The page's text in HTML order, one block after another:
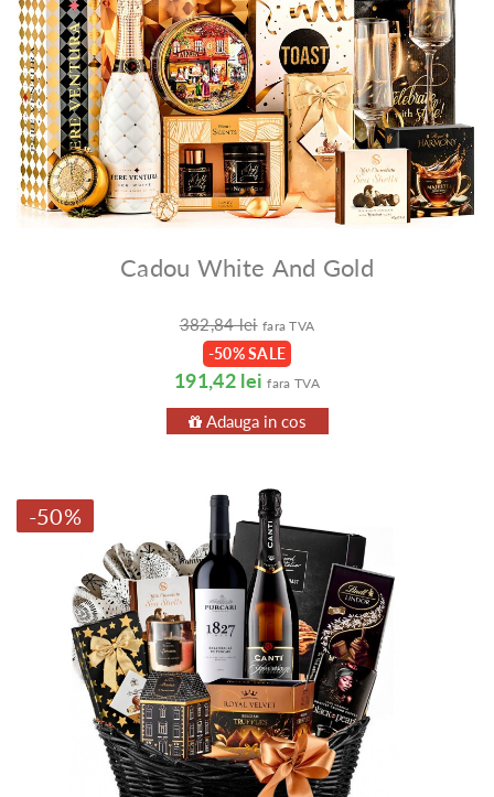
Cadou White And Gold
382,84 lei fara TVA
-50% SALE
191,42 lei fara TVA
Adauga in cos
-50%